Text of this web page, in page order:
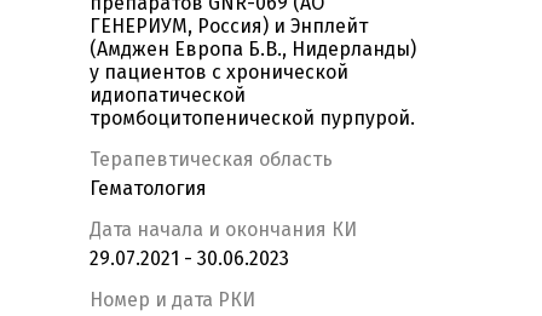
ГЕНЕРИУМ, Россия) и Энплейт
(Амджен Европа Б.В., Нидерланды)
у пациентов с хронической
идиопатической
тромбоцитопенической пурпурой.
Терапевтическая область
Гематология
Дата начала и окончания КИ
29.07.2021 - 30.06.2023
Номер и дата РКИ